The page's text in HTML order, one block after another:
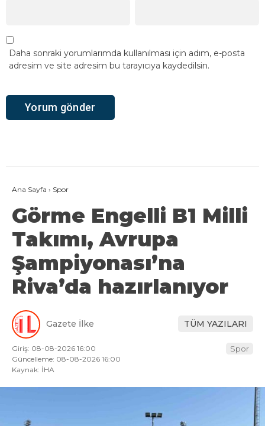
Daha sonraki yorumlarımda kullanılması için adım, e-posta
adresim ve site adresim bu tarayıcıya kaydedilsin.
Ana Sayfa › Spor
Görme Engelli B1 Milli
Takımı, Avrupa
Şampiyonası’na
Riva’da hazırlanıyor
Gazete İlke TÜM YAZILARI
Giriş: 08-08-2026 16:00
Güncelleme: 08-08-2026 16:00
Kaynak: İHA
Spor